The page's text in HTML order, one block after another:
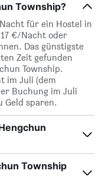
Township?
für ein Hostel in
€/Nacht oder
Das günstigste
Zeit gefunden
Township.
im Juli (dem
Buchung im Juli
Geld sparen.
Township